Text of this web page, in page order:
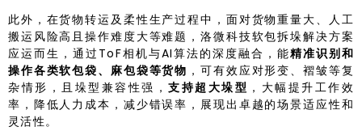
此外，在货物转运及柔性生产过程中，面对货物重量大、人工
搬运风险高且操作难度大等难题，洛微科技软包拆垛解决方案
应运而生，通过ToF相机与AI算法的深度融合，能精准识别和
操作各类软包袋、麻包袋等货物 ，可有效应对形变、褶皱等复
杂情形，且垛型兼容性强，支持超大垛型 ，大幅提升工作效
率，降低人力成本，减少错误率，展现出卓越的场景适应性和
灵活性。